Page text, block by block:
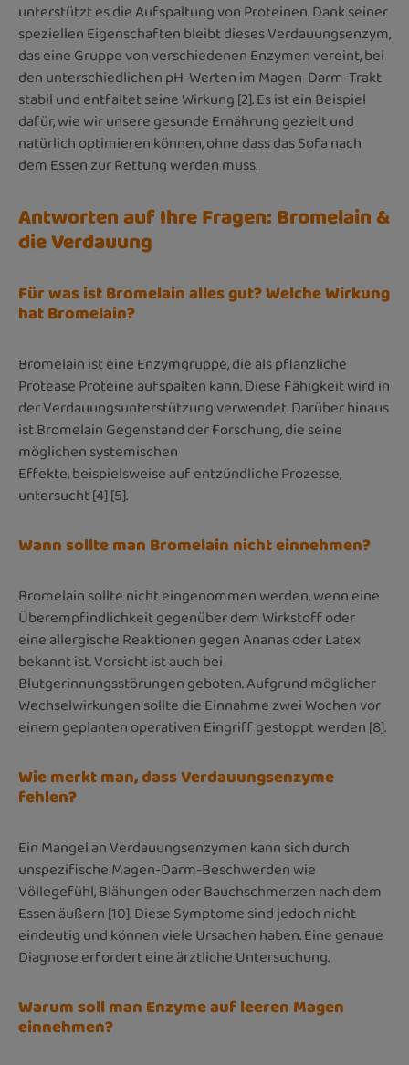
unterstützt es die Aufspaltung von Proteinen. Dank seiner
speziellen Eigenschaften bleibt dieses Verdauungsenzym,
das eine Gruppe von verschiedenen Enzymen vereint, bei
den unterschiedlichen pH-Werten im Magen-Darm-Trakt
stabil und entfaltet seine Wirkung [2]. Es ist ein Beispiel
dafür, wie wir unsere gesunde Ernährung gezielt und
natürlich optimieren können, ohne dass das Sofa nach
dem Essen zur Rettung werden muss.
Antworten auf Ihre Fragen: Bromelain &
die Verdauung
Für was ist Bromelain alles gut? Welche Wirkung
hat Bromelain?
Bromelain ist eine Enzymgruppe, die als pflanzliche
Protease Proteine aufspalten kann. Diese Fähigkeit wird in
der Verdauungsunterstützung verwendet. Darüber hinaus
ist Bromelain Gegenstand der Forschung, die seine
möglichen systemischen
Effekte, beispielsweise auf entzündliche Prozesse,
untersucht [4] [5].
Wann sollte man Bromelain nicht einnehmen?
Bromelain sollte nicht eingenommen werden, wenn eine
Überempfindlichkeit gegenüber dem Wirkstoff oder
eine allergische Reaktionen gegen Ananas oder Latex
bekannt ist. Vorsicht ist auch bei
Blutgerinnungsstörungen geboten. Aufgrund möglicher
Wechselwirkungen sollte die Einnahme zwei Wochen vor
einem geplanten operativen Eingriff gestoppt werden [8].
Wie merkt man, dass Verdauungsenzyme
fehlen?
Ein Mangel an Verdauungsenzymen kann sich durch
unspezifische Magen-Darm-Beschwerden wie
Völlegefühl, Blähungen oder Bauchschmerzen nach dem
Essen äußern [10]. Diese Symptome sind jedoch nicht
eindeutig und können viele Ursachen haben. Eine genaue
Diagnose erfordert eine ärztliche Untersuchung.
Warum soll man Enzyme auf leeren Magen
einnehmen?